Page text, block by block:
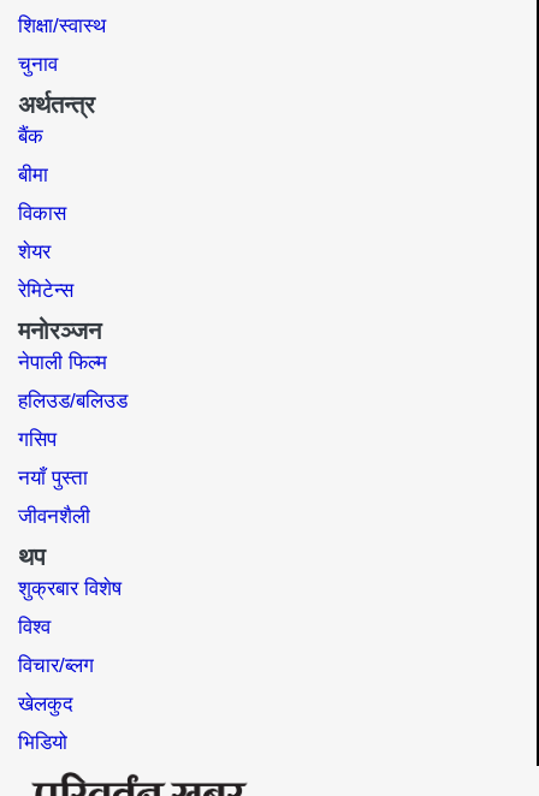
शिक्षा/स्वास्थ
चुनाव
अर्थतन्त्र
बैंक
बीमा
विकास
शेयर
रेमिटेन्स
मनोरञ्जन
नेपाली फिल्म
हलिउड/बलिउड
गसिप
नयाँ पुस्ता
जीवनशैली
थप
शुक्रबार विशेष
विश्व
विचार/ब्लग
खेलकुद
भिडियो